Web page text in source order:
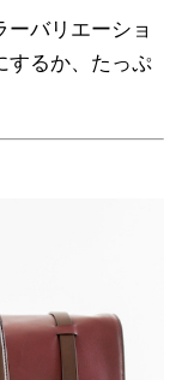
バリエーショ
するか、たっぷ